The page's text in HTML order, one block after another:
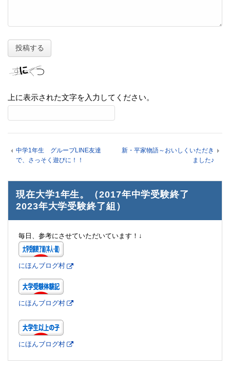
上に表示された文字を入力してください。
中学1年生 グループLINE友達
で、さっそく遊びに！！
新・平家物語～おいしくいただき
ました♪
現在大学1年生。（2017年中学受験終了
2023年大学受験終了組）
毎日、参考にさせていただいています！↓
にほんブログ村
にほんブログ村
にほんブログ村